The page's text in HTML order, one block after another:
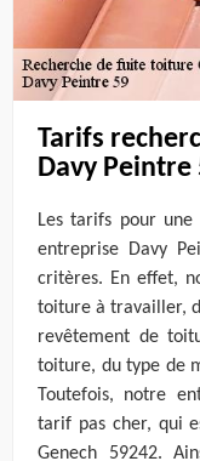
Tarifs
Davy Peintre
Les tarifs pour
entreprise Davy
critères. En effet,
toiture à travailler,
revêtement de
toiture, du type de
Toutefois, notre
tarif pas cher, qui
Genech 59242.